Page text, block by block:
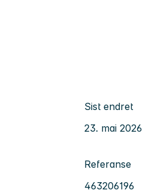
Sist endret
23. mai 2026
Referanse
463206196